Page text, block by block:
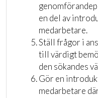
en del av
medarbetare.
Ställ frågor i
till värdigt
den sökandes
Gör en
medarbetare